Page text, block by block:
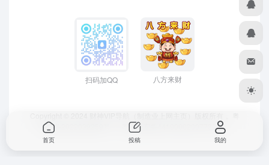
扫码加QQ 八方来财
ICP备2022039259号
、 粤公网安备44190002007732号
首页 投稿 我的